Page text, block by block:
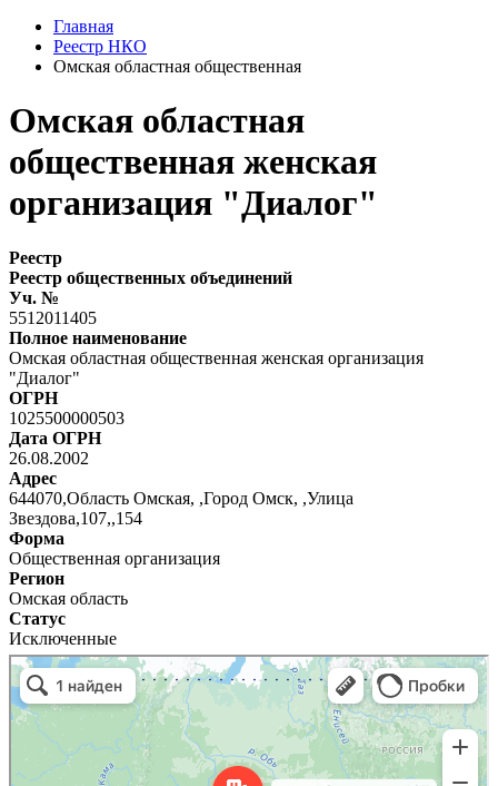
Главная
Реестр НКО
Омская областная общественная
Омская областная
общественная женская
организация "Диалог"
Реестр
Реестр общественных объединений
Уч. №
5512011405
Полное наименование
Омская областная общественная женская организация
"Диалог"
ОГРН
1025500000503
Дата ОГРН
26.08.2002
Адрес
644070,Область Омская, ,Город Омск, ,Улица
Звездова,107,,154
Форма
Общественная организация
Регион
Омская область
Статус
Исключенные